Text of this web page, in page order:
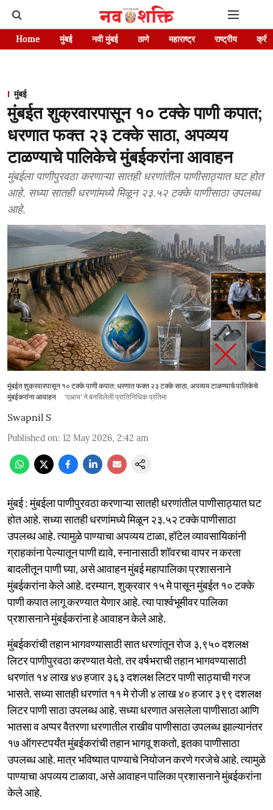
Home मुंबई नवी मुंबई ठाणे महाराष्ट्र राष्ट्रीय
मुंबई
मुंबईत शुक्रवारपासून १० टक्के पाणी कपात;
धरणात फक्त २३ टक्के साठा, अपव्यय
टाळण्याचे पालिकेचे मुंबईकरांना आवाहन
मुंबईला पाणीपुरवठा करणाऱ्या सातही धरणांतील पाणीसाठ्यात घट होत
आहे. सध्या सातही धरणांमध्ये मिळून २३.५२ टक्के पाणीसाठा उपलब्ध
आहे.
मुंबईत शुक्रवारपासून १० टक्के पाणी कपात; धरणात फक्त २३ टक्के साठा, अपव्यय टाळण्याचे पालिकेचे
मुंबईकरांना आवाहन
'एआय' ने बनविलेली प्रातिनिधिक प्रतिमा
Swapnil S
Published on: 12 May 2026, 2:42 am
मुंबई : मुंबईला पाणीपुरवठा करणाऱ्या सातही धरणांतील पाणीसाठ्यात घट
होत आहे. सध्या सातही धरणांमध्ये मिळून २३.५२ टक्के पाणीसाठा
उपलब्ध आहे. त्यामुळे पाण्याचा अपव्यय टाळा, हॉटेल व्यावसायिकांनी
ग्राहकांना पेल्यातून पाणी द्यावे, स्नानासाठी शॉवरचा वापर न करता
बादलीतून पाणी घ्या, असे आवाहन मुंबई महापालिका प्रशासनाने
मुंबईकरांना केले आहे. दरम्यान, शुक्रवार १५ मे पासून मुंबईत १० टक्के
पाणी कपात लागू करण्यात येणार आहे. त्या पार्श्वभूमीवर पालिका
प्रशासनाने मुंबईकरांना हे आवाहन केले आहे.
मुंबईकरांची तहान भागवण्यासाठी सात धरणांतून रोज ३,९५० दशलक्ष
लिटर पाणीपुरवठा करण्यात येतो. तर वर्षभराची तहान भागवण्यासाठी
धरणांत १४ लाख ४७ हजार ३६३ दशलक्ष लिटर पाणी साठ्याची गरज
भासते. सध्या सातही धरणांत ११ मे रोजी ४ लाख ४० हजार ३९९ दशलक्ष
लिटर पाणी साठा उपलब्ध आहे. सध्या धरणात असलेला पाणीसाठा आणि
भातसा व अप्पर वैतरणा धरणातील राखीव पाणीसाठा उपलब्ध झाल्यानंतर
१७ ऑगस्टपर्यंत मुंबईकरांची तहान भागवू शकतो, इतका पाणीसाठा
उपलब्ध आहे. मात्र भविष्यात पाण्याचे नियोजन करणे गरजेचे आहे. त्यामुळे
पाण्याचा अपव्यय टाळावा, असे आवाहन पालिका प्रशासनाने मुंबईकरांना
केले आहे.